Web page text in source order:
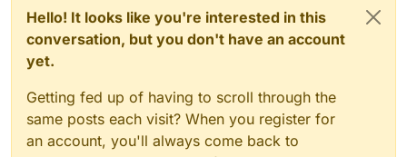
Hello! It looks like you're interested in this
conversation, but you don't have an account
yet.
Getting fed up of having to scroll through the
same posts each visit? When you register for
an account, you'll always come back to